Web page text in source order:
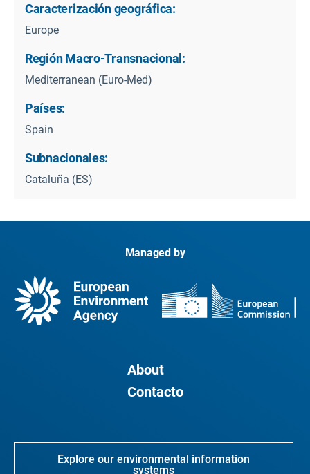
Caracterización geográfica:
Europe
Región Macro-Transnacional:
Mediterranean (Euro-Med)
Países:
Spain
Subnacionales:
Cataluña (ES)
Managed by
About
Contacto
Explore our environmental information
systems